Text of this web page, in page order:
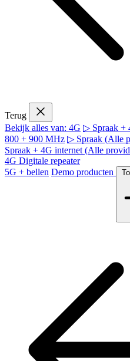
Terug
Bekijk alles van: 4G ▷ Spraak +
800 + 900 MHz ▷ Spraak (Alle
Spraak + 4G internet (Alle
4G Digitale repeater
5G + bellen Demo producten